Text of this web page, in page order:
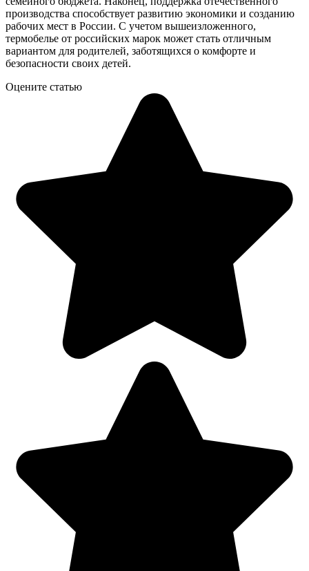
производства способствует развитию экономики и созданию
рабочих мест в России. С учетом вышеизложенного,
термобелье от российских марок может стать отличным
вариантом для родителей, заботящихся о комфорте и
безопасности своих детей.
Оцените статью